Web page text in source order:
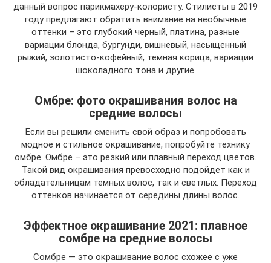
данный вопрос парикмахеру-колористу. Стилисты в 2019
году предлагают обратить внимание на необычные
оттенки – это глубокий черный, платина, разные
вариации блонда, бургунди, вишневый, насыщенный
рыжий, золотисто-кофейный, темная корица, вариации
шоколадного тона и другие.
Омбре: фото окрашивания волос на
средние волосы
Если вы решили сменить свой образ и попробовать
модное и стильное окрашивание, попробуйте технику
омбре. Омбре – это резкий или плавный переход цветов.
Такой вид окрашивания превосходно подойдет как и
обладательницам темных волос, так и светлых. Переход
оттенков начинается от середины длины волос.
Эффектное окрашивание 2021: плавное
сомбре на средние волосы
Сомбре — это окрашивание волос схожее с уже